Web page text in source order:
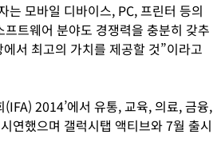
모바일 디바이스, PC, 프린터 등의
트웨어 분야도 경쟁력을 충분히 갖추
서 최고의 가치를 제공할 것”이라고
2014’에서 유통, 교육, 의료, 금융,
연했으며 갤럭시탭 액티브와 7월 출시